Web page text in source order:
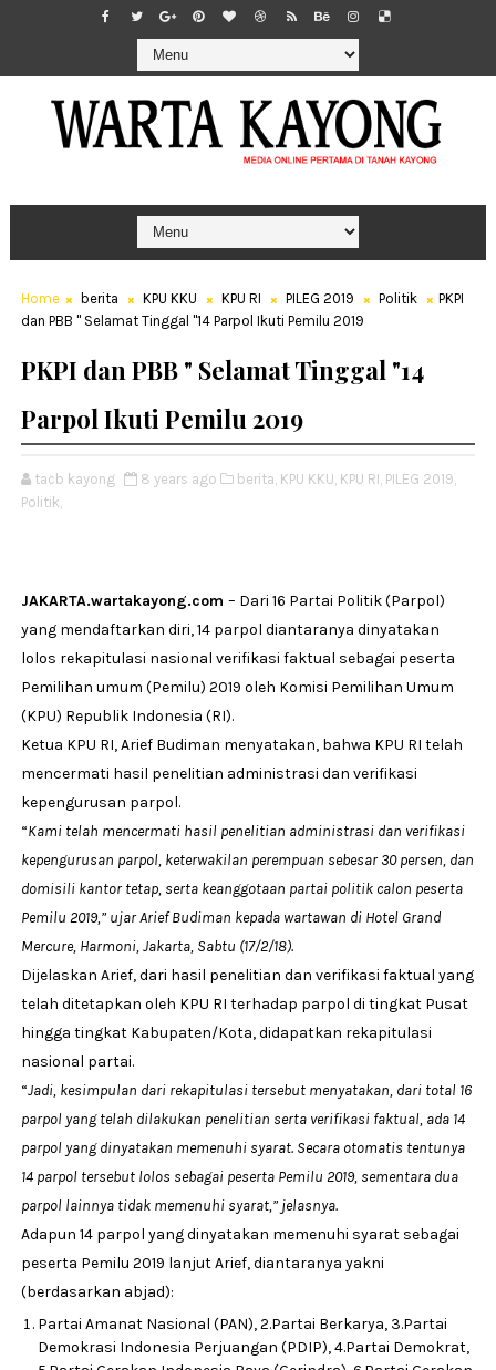
Home berita KPU KKU KPU RI PILEG 2019 Politik
PKPI
dan PBB " Selamat Tinggal "14 Parpol Ikuti Pemilu 2019
PKPI dan PBB " Selamat Tinggal "14
Parpol Ikuti Pemilu 2019
tacb kayong 8 years ago berita, KPU KKU, KPU RI, PILEG 2019,
Politik,
JAKARTA.wartakayong.com – Dari 16 Partai Politik (Parpol)
yang mendaftarkan diri, 14 parpol diantaranya dinyatakan
lolos rekapitulasi nasional verifikasi faktual sebagai peserta
Pemilihan umum (Pemilu) 2019 oleh Komisi Pemilihan Umum
(KPU) Republik Indonesia (RI).
Ketua KPU RI, Arief Budiman menyatakan, bahwa KPU RI telah
mencermati hasil penelitian administrasi dan verifikasi
kepengurusan parpol.
“Kami telah mencermati hasil penelitian administrasi dan verifikasi
kepengurusan parpol, keterwakilan perempuan sebesar 30 persen, dan
domisili kantor tetap, serta keanggotaan partai politik calon peserta
Pemilu 2019,” ujar Arief Budiman kepada wartawan di Hotel Grand
Mercure, Harmoni, Jakarta, Sabtu (17/2/18).
Dijelaskan Arief, dari hasil penelitian dan verifikasi faktual yang
telah ditetapkan oleh KPU RI terhadap parpol di tingkat Pusat
hingga tingkat Kabupaten/Kota, didapatkan rekapitulasi
nasional partai.
“Jadi, kesimpulan dari rekapitulasi tersebut menyatakan, dari total 16
parpol yang telah dilakukan penelitian serta verifikasi faktual, ada 14
parpol yang dinyatakan memenuhi syarat. Secara otomatis tentunya
14 parpol tersebut lolos sebagai peserta Pemilu 2019, sementara dua
parpol lainnya tidak memenuhi syarat,” jelasnya.
Adapun 14 parpol yang dinyatakan memenuhi syarat sebagai
peserta Pemilu 2019 lanjut Arief, diantaranya yakni
(berdasarkan abjad):
Partai Amanat Nasional (PAN), 2.Partai Berkarya, 3.Partai
Demokrasi Indonesia Perjuangan (PDIP), 4.Partai Demokrat,